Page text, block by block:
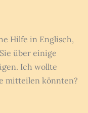
Hilfe in Englisch,
über einige
Ich wollte
mitteilen könnten?